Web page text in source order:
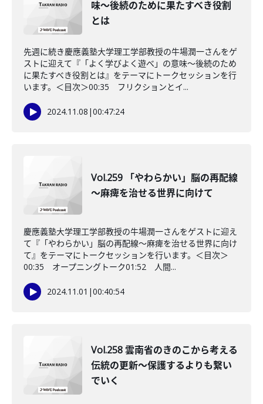
味〜後続のために果たすべき役割
とは
先週に続き慶應義塾大学理工学部教授の牛場潤一さんをゲ
ストに迎えて『「よく学びよく遊べ」の意味〜後続のため
に果たすべき役割とは』をテーマにトークセッションを行
います。＜目次＞00:35 フリクションとイ...
2024.11.08 |00:47:24
Vol.259 「やわらかい」脳の再配線
～麻痺を治せる世界に向けて
慶應義塾大学理工学部教授の牛場潤一さんをゲストに迎え
て『「やわらかい」脳の再配線～麻痺を治せる世界に向け
て』をテーマにトークセッションを行います。＜目次＞
00:35 オープニングトーク01:52 人間...
2024.11.01 |00:40:54
Vol.258 雲南省のきのこから考える
伝統の更新～保護するよりも繋い
でいく